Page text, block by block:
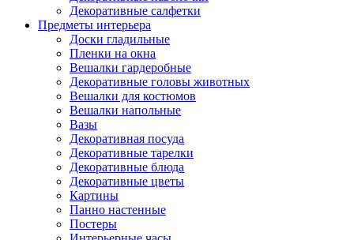
Декоративные салфетки
Предметы интерьера
Доски гладильные
Пленки на окна
Вешалки гардеробные
Декоративные головы животных
Вешалки для костюмов
Вешалки напольные
Вазы
Декоративная посуда
Декоративные тарелки
Декоративные блюда
Декоративные цветы
Картины
Панно настенные
Постеры